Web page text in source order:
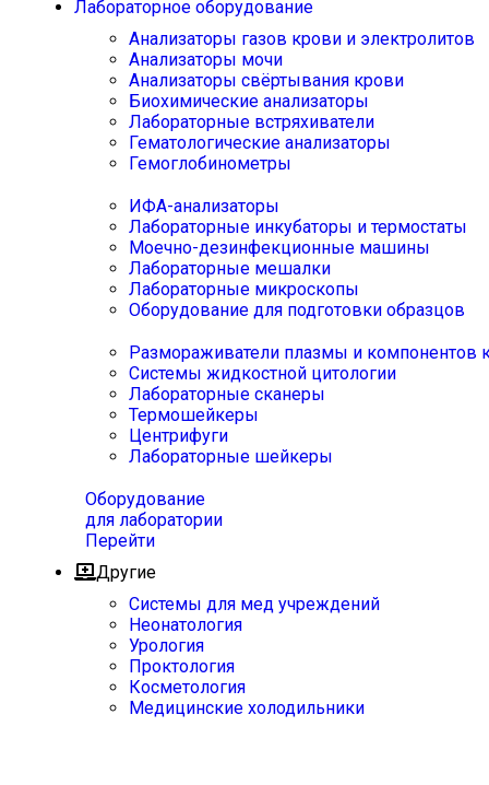
Лабораторное оборудование
Анализаторы газов крови и электролитов
Анализаторы мочи
Анализаторы свёртывания крови
Биохимические анализаторы
Лабораторные встряхиватели
Гематологические анализаторы
Гемоглобинометры
ИФА-анализаторы
Лабораторные инкубаторы и термостаты
Моечно-дезинфекционные машины
Лабораторные мешалки
Лабораторные микроскопы
Оборудование для подготовки образцов
Размораживатели плазмы и компонентов
Системы жидкостной цитологии
Лабораторные сканеры
Термошейкеры
Центрифуги
Лабораторные шейкеры
Оборудование
для лаборатории
Перейти
Другие
Системы для мед учреждений
Неонатология
Урология
Проктология
Косметология
Медицинские холодильники